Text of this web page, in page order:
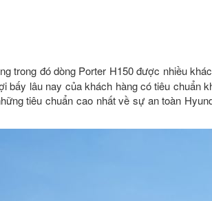
trong đó dòng Porter H150 được nhiều
lâu nay của khách hàng có tiêu chuẩn
tiêu chuẩn cao nhất về sự an toàn